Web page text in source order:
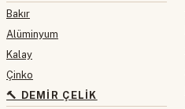
Bakır
Alüminyum
Kalay
Çinko
🔨 DEMIR ÇELIK